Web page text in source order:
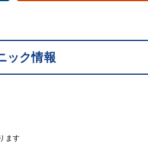
ック情報
ます